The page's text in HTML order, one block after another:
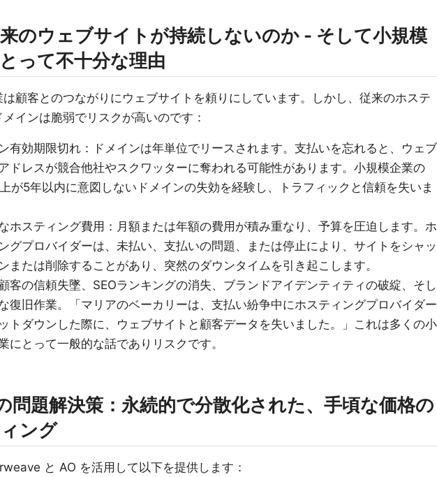
のウェブサイトが持続しないのか - そして小規模
って不十分な理由
顧客とのつながりにウェブサイトを頼りにしています。しかし、従来のホステ
メインは脆弱でリスクが高いのです：
有効期限切れ：ドメインは年単位でリースされます。支払いを忘れると、ウェブ
ドレスが競合他社やスクワッターに奪われる可能性があります。小規模企業の
が5年以内に意図しないドメインの失効を経験し、トラフィックと信頼を失いま
ホスティング費用：月額または年額の費用が積み重なり、予算を圧迫します。ホ
グプロバイダーは、未払い、支払いの問題、または停止により、サイトをシャッ
または削除することがあり、突然のダウンタイムを引き起こします。
客の信頼失墜、SEOランキングの消失、ブランドアイデンティティの破綻、そし
復旧作業。「マリアのベーカリーは、支払い紛争中にホスティングプロバイダー
トダウンした際に、ウェブサイトと顧客データを失いました。」これは多くの小
にとって一般的な話でありリスクです。
問題解決策：永続的で分散化された、手頃な価格の
ング
と AO を活用して以下を提供します：